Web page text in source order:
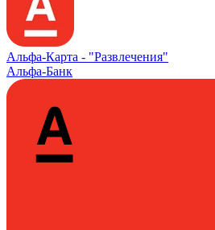
Альфа‑Карта - "Развлечения"
Альфа-Банк